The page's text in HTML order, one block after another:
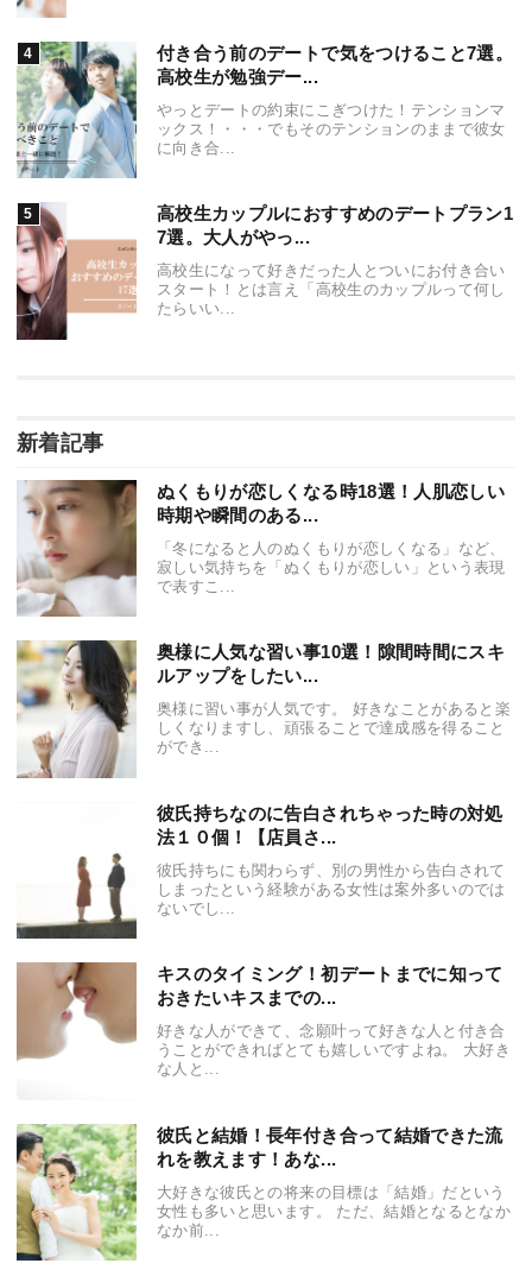
付き合う前のデートで気をつけること7選。
高校生が勉強デー...
やっとデートの約束にこぎつけた！テンションマ
ックス！・・・でもそのテンションのままで彼女
に向き合...
高校生カップルにおすすめのデートプラン1
7選。大人がやっ...
高校生になって好きだった人とついにお付き合い
スタート！とは言え「高校生のカップルって何し
たらいい...
新着記事
ぬくもりが恋しくなる時18選！人肌恋しい
時期や瞬間のある...
「冬になると人のぬくもりが恋しくなる」など、
寂しい気持ちを「ぬくもりが恋しい」という表現
で表すこ...
奥様に人気な習い事10選！隙間時間にスキ
ルアップをしたい...
奥様に習い事が人気です。 好きなことがあると楽
しくなりますし、頑張ることで達成感を得ること
ができ...
彼氏持ちなのに告白されちゃった時の対処
法１０個！【店員さ...
彼氏持ちにも関わらず、別の男性から告白されて
しまったという経験がある女性は案外多いのでは
ないでし...
キスのタイミング！初デートまでに知って
おきたいキスまでの...
好きな人ができて、念願叶って好きな人と付き合
うことができればとても嬉しいですよね。 大好き
な人と...
彼氏と結婚！長年付き合って結婚できた流
れを教えます！あな...
大好きな彼氏との将来の目標は「結婚」だという
女性も多いと思います。 ただ、結婚となるとなか
なか前...